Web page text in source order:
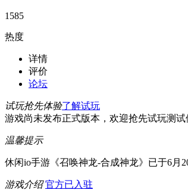
1585
热度
详情
评价
论坛
试玩抢先体验了解试玩
游戏尚未发布正式版本，欢迎抢先试玩测试
温馨提示
休闲io手游《召唤神龙-合成神龙》已于6月
游戏介绍 官方已入驻